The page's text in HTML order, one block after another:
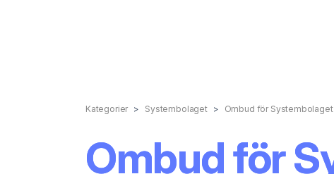
Kategorier Systembolaget Ombud för Systembolaget
Ombud för